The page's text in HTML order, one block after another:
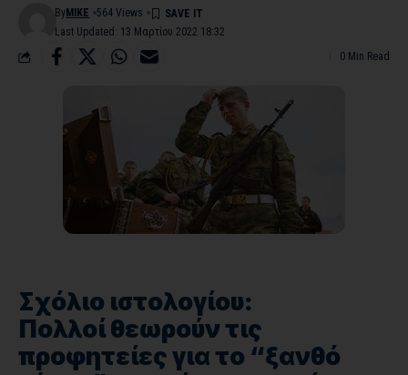
Last Updated: 13 Μαρτίου 2022 18:32
By MIKE 564 Views
0 Min Read
Σχόλιο ιστολογίου:
Πολλοί θεωρούν τις
προφητείες για το “ξανθό